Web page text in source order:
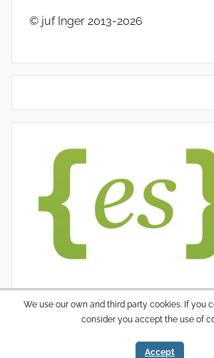
© juf Inger 2013-2026
We use our own and third party cookies. If you
consider you accept the use of
Accept